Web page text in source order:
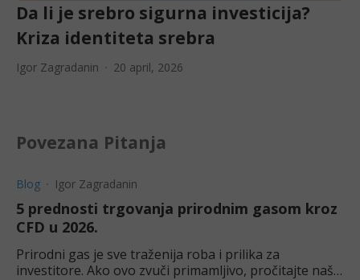
Da li je srebro sigurna investicija?
Kriza identiteta srebra
Igor Zagradanin 20 april, 2026
Povezana Pitanja
Blog Igor Zagradanin
5 prednosti trgovanja prirodnim gasom kroz
CFD u 2026.
Prirodni gas je sve traženija roba i prilika za
investitore. Ako ovo zvuči primamljivo, pročitajte naš